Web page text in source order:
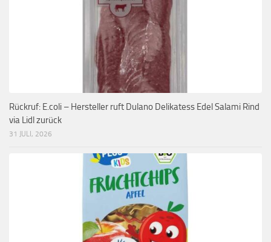
Rückruf: E.coli – Hersteller ruft Dulano Delikatess Edel Salami Rind
via Lidl zurück
31 JULI, 2026